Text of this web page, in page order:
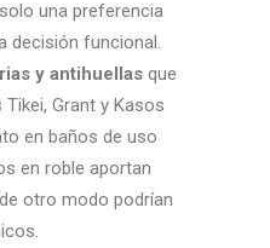
una preferencia
decisión funcional.
y antihuellasque
Grant y Kasos
en baños de uso
en roble aportan
otro modo podrían